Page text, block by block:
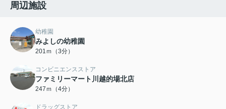
周辺施設
幼稚園
みよしの幼稚園
201ｍ（3分）
コンビニエンスストア
ファミリーマート川越的場北店
247ｍ（4分）
ドラッグストア